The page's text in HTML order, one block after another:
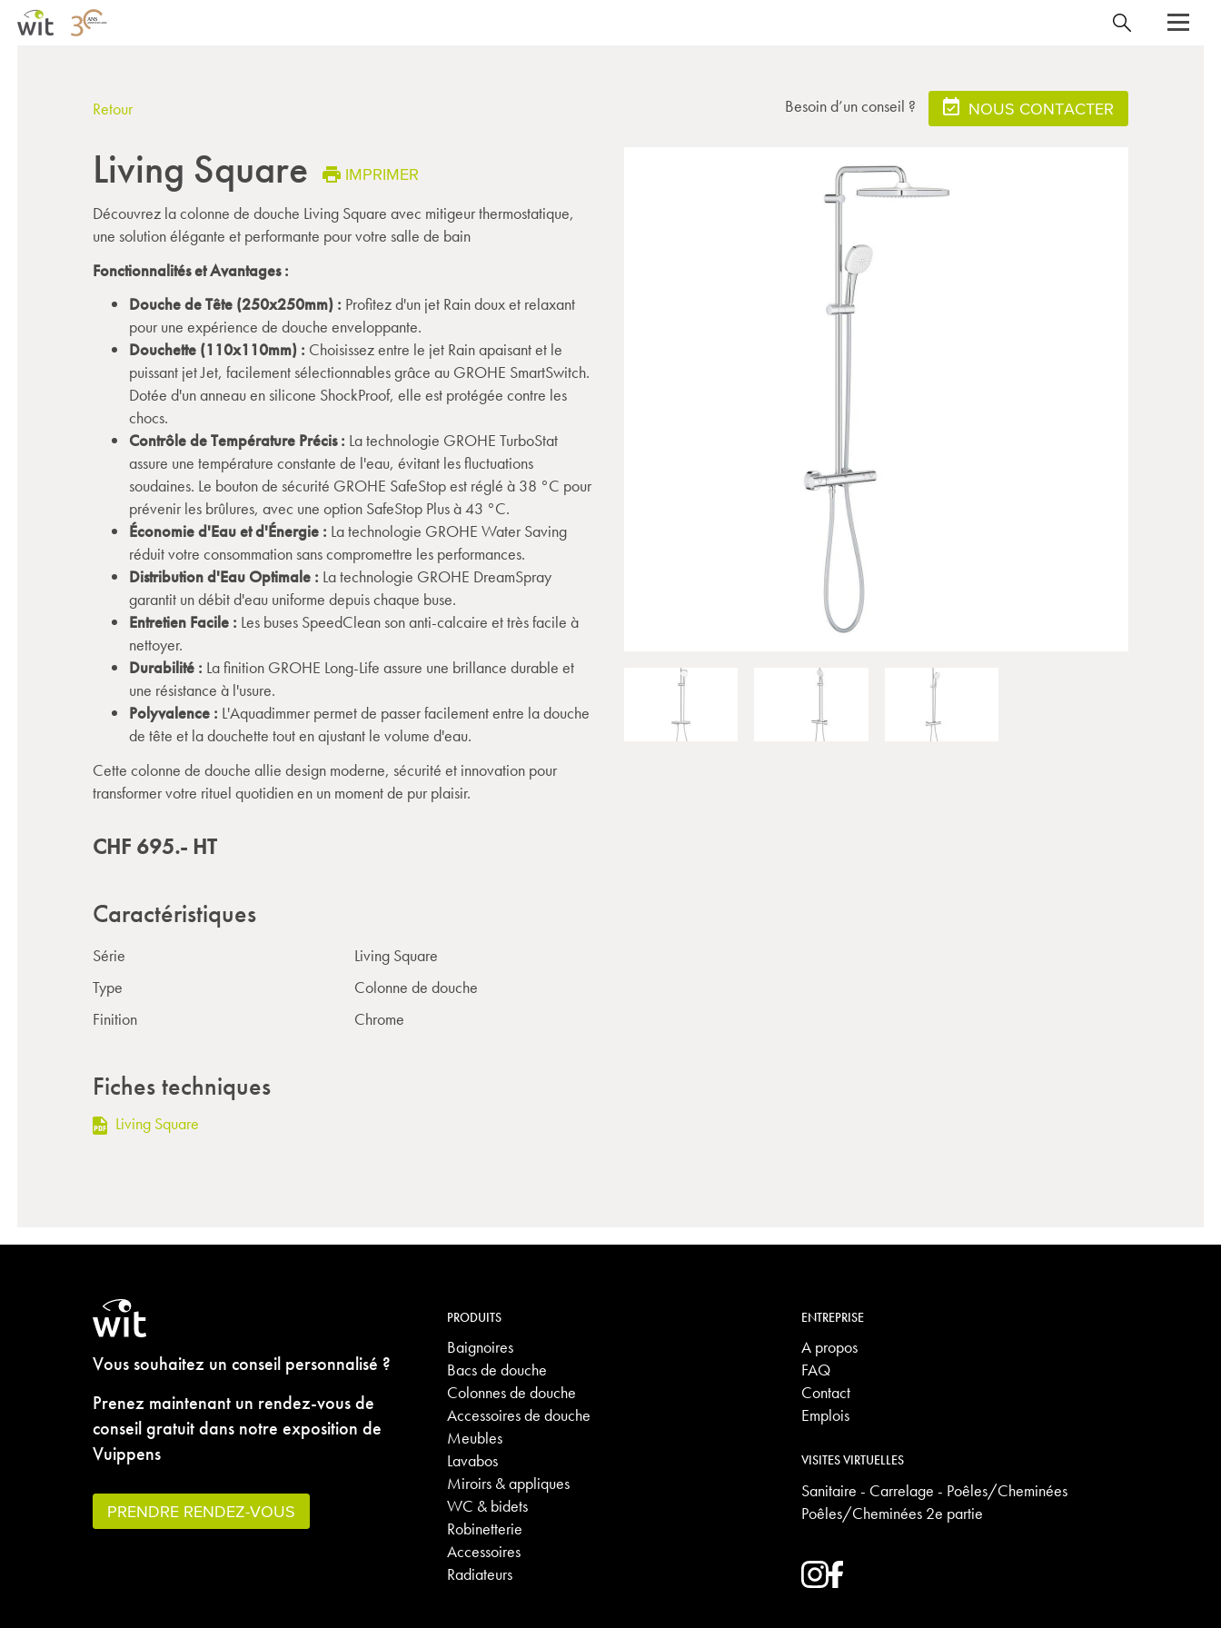
Retour Besoin d’un conseil ? NOUS CONTACTER
Living Square IMPRIMER
Découvrez la colonne de douche Living Square avec mitigeur thermostatique,
une solution élégante et performante pour votre salle de bain
Fonctionnalités et Avantages :
Douche de Tête (250x250mm) : Profitez d'un jet Rain doux et relaxant
pour une expérience de douche enveloppante.
Douchette (110x110mm) : Choisissez entre le jet Rain apaisant et le
puissant jet Jet, facilement sélectionnables grâce au GROHE SmartSwitch.
Dotée d'un anneau en silicone ShockProof, elle est protégée contre les
chocs.
Contrôle de Température Précis : La technologie GROHE TurboStat
assure une température constante de l'eau, évitant les fluctuations
soudaines. Le bouton de sécurité GROHE SafeStop est réglé à 38 °C pour
prévenir les brûlures, avec une option SafeStop Plus à 43 °C.
Économie d'Eau et d'Énergie : La technologie GROHE Water Saving
réduit votre consommation sans compromettre les performances.
Distribution d'Eau Optimale : La technologie GROHE DreamSpray
garantit un débit d'eau uniforme depuis chaque buse.
Entretien Facile : Les buses SpeedClean son anti-calcaire et très facile à
nettoyer.
Durabilité : La finition GROHE Long-Life assure une brillance durable et
une résistance à l'usure.
Polyvalence : L'Aquadimmer permet de passer facilement entre la douche
de tête et la douchette tout en ajustant le volume d'eau.
Cette colonne de douche allie design moderne, sécurité et innovation pour
transformer votre rituel quotidien en un moment de pur plaisir.
CHF 695.- HT
Caractéristiques
Série
Living Square
Type
Colonne de douche
Finition
Chrome
Fiches techniques
Living Square
Vous souhaitez un conseil personnalisé ?
Prenez maintenant un rendez-vous de
conseil gratuit dans notre exposition de
Vuippens
PRENDRE RENDEZ-VOUS
PRODUITS
Baignoires
Bacs de douche
Colonnes de douche
Accessoires de douche
Meubles
Lavabos
Miroirs & appliques
WC & bidets
Robinetterie
Accessoires
Radiateurs
ENTREPRISE
A propos
FAQ
Contact
Emplois
VISITES VIRTUELLES
Sanitaire - Carrelage - Poêles/Cheminées
Poêles/Cheminées 2e partie